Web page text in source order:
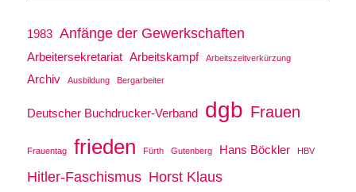
1983 Anfänge der Gewerkschaften
Arbeitersekretariat Arbeitskampf Arbeitszeitverkürzung
Archiv Ausbildung Bergarbeiter
Deutscher Buchdrucker-Verband dgb Frauen
Frauentag frieden Fürth Gutenberg Hans Böckler HBV
Hitler-Faschismus Horst Klaus